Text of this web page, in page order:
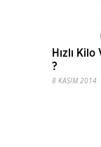
Hızlı
?
8 KASIM 2014